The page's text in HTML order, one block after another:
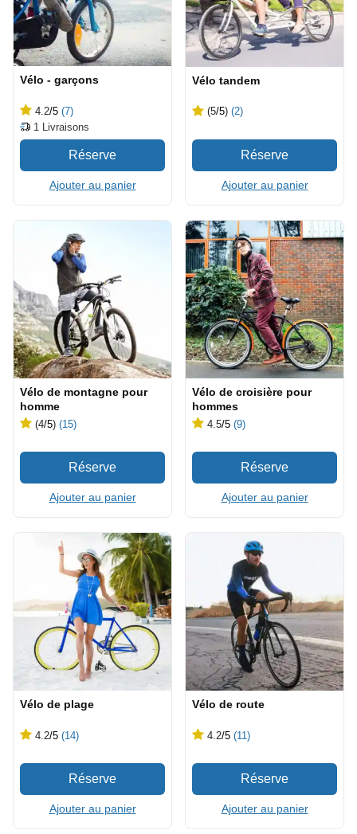
Vélo - garçons
4.2/5 (7)
1 Livraisons
Ajouter au panier
Vélo tandem
(5/5) (2)
Ajouter au panier
Vélo de montagne pour
homme
(4/5) (15)
Ajouter au panier
Vélo de croisière pour
hommes
4.5/5 (9)
Ajouter au panier
Vélo de plage
4.2/5 (14)
Ajouter au panier
Vélo de route
4.2/5 (11)
Ajouter au panier